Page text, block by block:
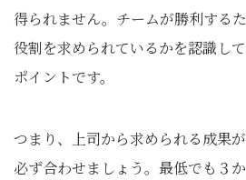
得られません。チームが勝利する
役割を求められているかを認識し
ポイントです。
つまり、上司から求められる成果
必ず合わせましょう。最低でも３